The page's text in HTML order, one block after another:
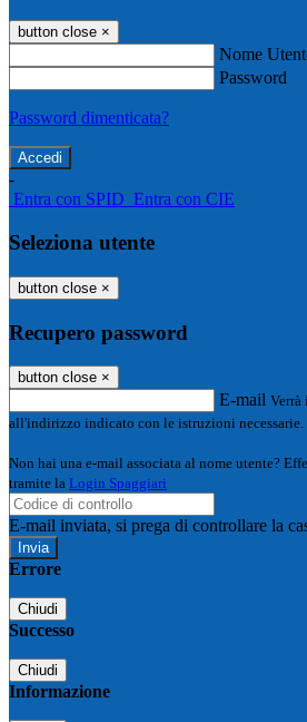
button close ×
Nome
Password
Password dimenticata?
-
Entra con SPID Entra con CIE
Seleziona utente
button close ×
Recupero password
button close ×
E-mail Verrà
all'indirizzo indicato con le istruzioni necessarie.
Non hai una e-mail associata al nome utente?
tramite la Login Spaggiari
E-mail inviata, si prega di controllare la
Errore
Chiudi
Successo
Chiudi
Informazione